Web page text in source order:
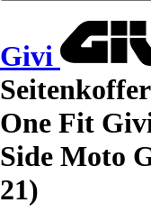
Givi
One Fit
Side Moto
21)